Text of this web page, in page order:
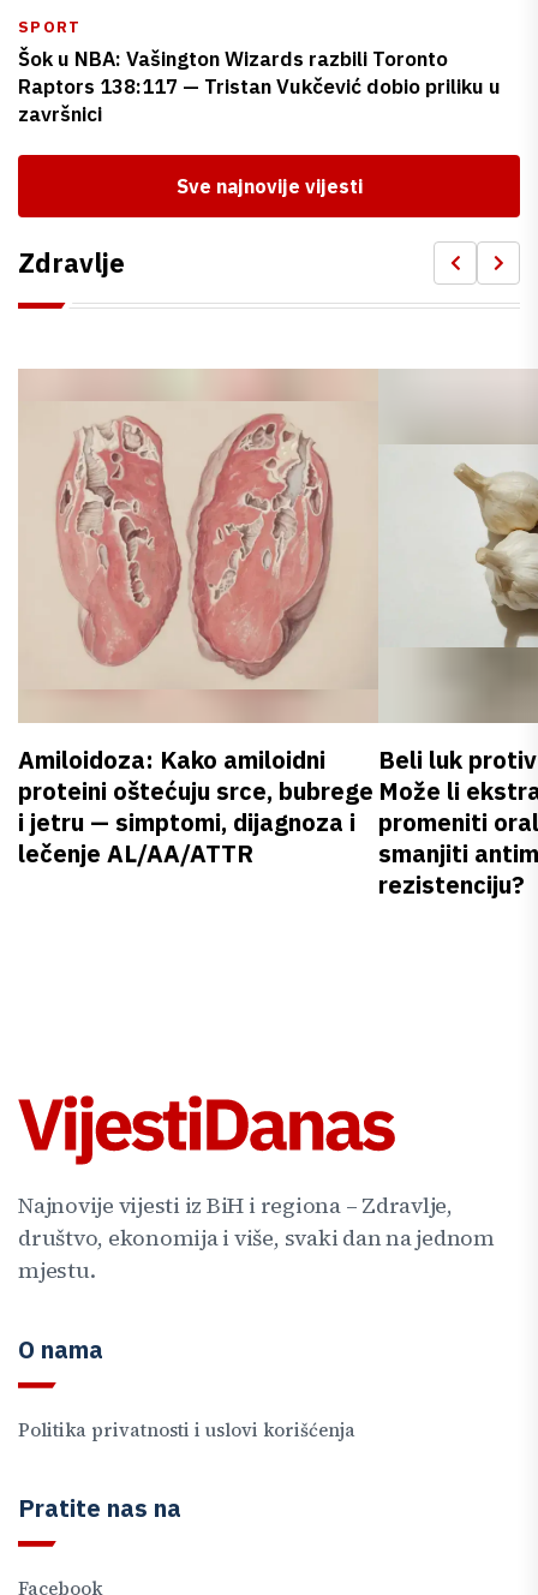
SPORT
Šok u NBA: Vašington Wizards razbili Toronto
Raptors 138:117 — Tristan Vukčević dobio priliku u
završnici
Sve najnovije vijesti
Zdravlje
Amiloidoza: Kako amiloidni
proteini oštećuju srce, bubrege
i jetru — simptomi, dijagnoza i
lečenje AL/AA/ATTR
Beli luk
Može li
promeniti
smanjiti
rezistenciju?
Najnovije vijesti iz BiH i regiona – Zdravlje,
društvo, ekonomija i više, svaki dan na jednom
mjestu.
O nama
Politika privatnosti i uslovi korišćenja
Pratite nas na
Facebook